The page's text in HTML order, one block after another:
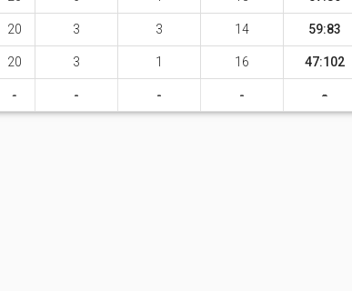
20 3 3 14 59:83
20 3 1 16 47:102
- - - - -